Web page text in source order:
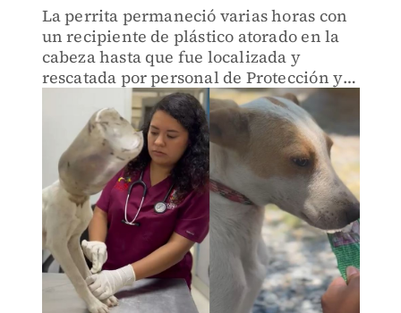
La perrita permaneció varias horas con
un recipiente de plástico atorado en la
cabeza hasta que fue localizada y
rescatada por personal de Protección y
Bienestar Animal.